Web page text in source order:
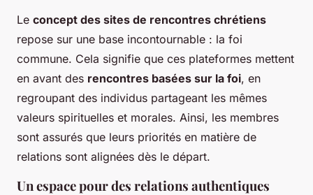
Le concept des sites de rencontres chrétiens
repose sur une base incontournable : la foi
commune. Cela signifie que ces plateformes mettent
en avant des rencontres basées sur la foi, en
regroupant des individus partageant les mêmes
valeurs spirituelles et morales. Ainsi, les membres
sont assurés que leurs priorités en matière de
relations sont alignées dès le départ.
Un espace pour des relations authentiques